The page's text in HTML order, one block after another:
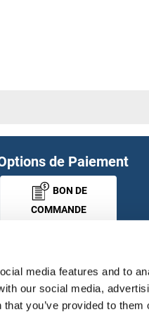
media features and to
our social media,
you’ve provided to them
GADD45A Kits ELISA
GADD45G Kits ELISA
GAK Kits ELISA
GAL4 Kits ELISA
Galactosylceramidase Kits
de Paiement
BON DE
COMMANDE
MONEY-BACK-
GUARANTEE